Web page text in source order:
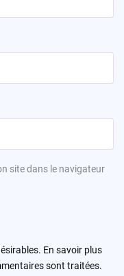
site dans le navigateur
En savoir plus
sont traitées.